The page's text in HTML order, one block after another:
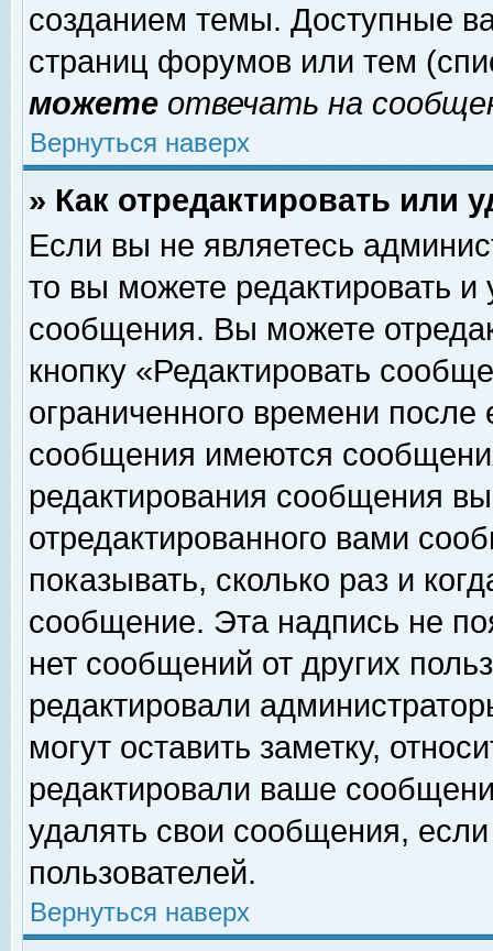
созданием темы. Доступные
страниц форумов или тем
можете отвечать на
Вернуться наверх
» Как отредактировать или
Если вы не являетесь
то вы можете редактировать и
сообщения. Вы можете
кнопку «Редактировать
ограниченного времени
сообщения имеются
редактирования сообщения
отредактированного вами
показывать, сколько раз и
сообщение. Эта надпись не
нет сообщений от других
редактировали
могут оставить заметку,
редактировали ваше
удалять свои сообщения,
пользователей.
Вернуться наверх